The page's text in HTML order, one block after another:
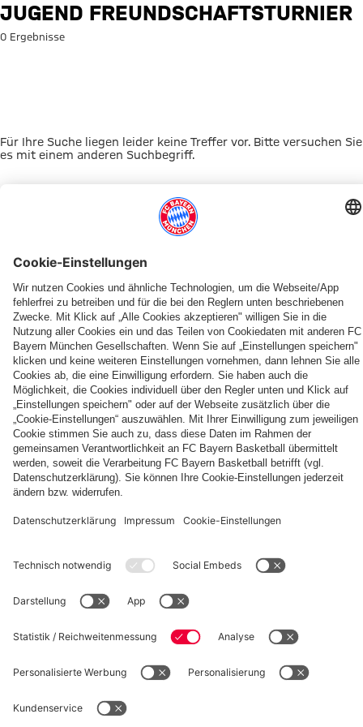
Suche: Jugend
JUGEND FREUNDSCHAFTSTURNIER
0 Ergebnisse
Für Ihre Suche liegen leider keine Treffer vor. Bitte versuchen Sie
es mit einem anderen Suchbegriff.
DAS KÖNNTE DICH INTERESSIEREN
FRAUEN
Autogrammkarten
TICKETS
FCB
Frauen
FRAUEN
Alle
Videos
der
Frauenteams
des
FC
Bayern
MYFCBAYERN
Entdecke
deinen
persönlichen
Fanbereich
PARTNER
fcbayern.com Basketball Allianz Arena Media Center Jobs